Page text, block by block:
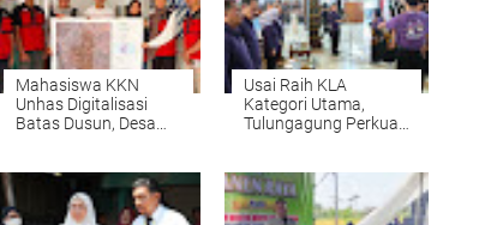
Mahasiswa KKN
Unhas Digitalisasi
Batas Dusun, Desa
Usai Raih KLA
Kategori Utama,
Tulungagung Perkuat